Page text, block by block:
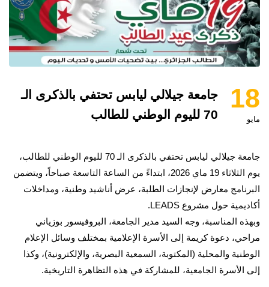
18
مايو
جامعة جيلالي ليابس تحتفي بالذكرى الـ
70 لليوم الوطني للطالب
جامعة جيلالي ليابس تحتفي بالذكرى الـ 70 لليوم الوطني للطالب،
يوم الثلاثاء 19 ماي 2026، ابتداءً من الساعة التاسعة صباحاً، ويتضمن
البرنامج معارض لإنجازات الطلبة، عرض أناشيد وطنية، ومداخلات
أكاديمية حول مشروع LEADS.
وبهذه المناسبة، وجه السيد مدير الجامعة، البروفيسور بوزياني
مراحي، دعوة كريمة إلى الأسرة الإعلامية بمختلف وسائل الإعلام
الوطنية والمحلية (المكتوبة، السمعية البصرية، والإلكترونية)، وكذا
إلى الأسرة الجامعية، للمشاركة في هذه التظاهرة التاريخية.